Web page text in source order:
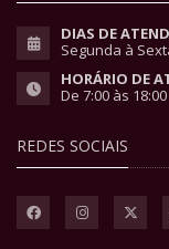
DIAS DE
Segunda à
HORÁRIO DE
De 7:00 às 18:00
REDES SOCIAIS